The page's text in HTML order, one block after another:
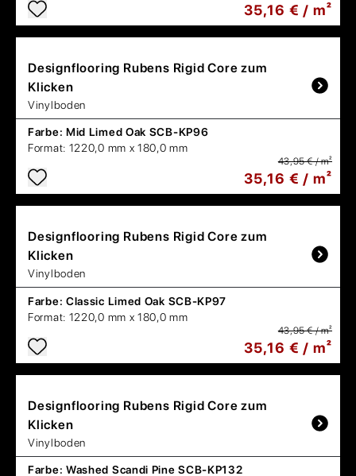
35,16 € / m²
Designflooring Rubens Rigid Core zum
Klicken
Vinylboden
Farbe: Mid Limed Oak SCB-KP96
Format: 1220,0 mm x 180,0 mm
43,95 € / m²
35,16 € / m²
Designflooring Rubens Rigid Core zum
Klicken
Vinylboden
Farbe: Classic Limed Oak SCB-KP97
Format: 1220,0 mm x 180,0 mm
43,95 € / m²
35,16 € / m²
Designflooring Rubens Rigid Core zum
Klicken
Vinylboden
Farbe: Washed Scandi Pine SCB-KP132